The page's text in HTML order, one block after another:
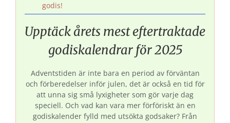
godis!
Upptäck årets mest eftertraktade
godiskalendrar för 2025
Adventstiden är inte bara en period av förväntan
och förberedelser inför julen, det är också en tid för
att unna sig små lyxigheter som gör varje dag
speciell. Och vad kan vara mer förföriskt än en
godiskalender fylld med utsökta godsaker? Från